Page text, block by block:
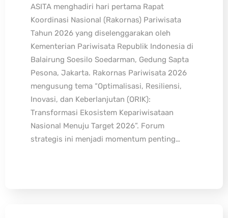
ASITA menghadiri hari pertama Rapat
Koordinasi Nasional (Rakornas) Pariwisata
Tahun 2026 yang diselenggarakan oleh
Kementerian Pariwisata Republik Indonesia di
Balairung Soesilo Soedarman, Gedung Sapta
Pesona, Jakarta. Rakornas Pariwisata 2026
mengusung tema “Optimalisasi, Resiliensi,
Inovasi, dan Keberlanjutan (ORIK):
Transformasi Ekosistem Kepariwisataan
Nasional Menuju Target 2026”. Forum
strategis ini menjadi momentum penting…